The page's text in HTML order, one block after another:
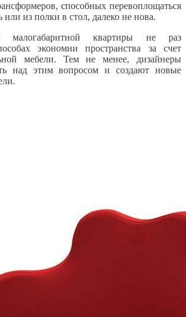
способных перевоплощаться
или из полки в стол, далеко не нова.
малогабаритной квартиры не раз
экономии пространства за счет
мебели. Тем не менее, дизайнеры
над этим вопросом и создают новые